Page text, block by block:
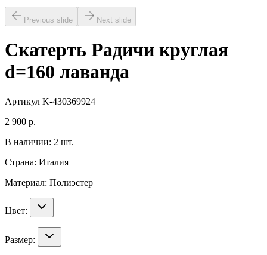
Previous slide Next slide
Скатерть Радичи круглая
d=160 лаванда
Артикул K-430369924
2 900 р.
В наличии: 2 шт.
Страна: Италия
Материал: Полиэстер
Цвет:
Размер: